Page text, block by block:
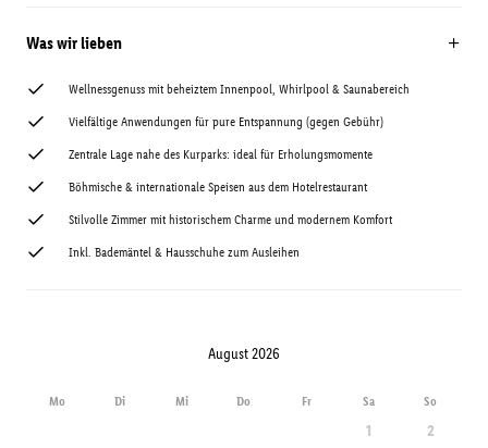
Was wir lieben
Wellnessgenuss mit beheiztem Innenpool, Whirlpool & Saunabereich
Vielfältige Anwendungen für pure Entspannung (gegen Gebühr)
Zentrale Lage nahe des Kurparks: ideal für Erholungsmomente
Böhmische & internationale Speisen aus dem Hotelrestaurant
Stilvolle Zimmer mit historischem Charme und modernem Komfort
Inkl. Bademäntel & Hausschuhe zum Ausleihen
August 2026
Mo Di Mi Do Fr Sa So
1
2